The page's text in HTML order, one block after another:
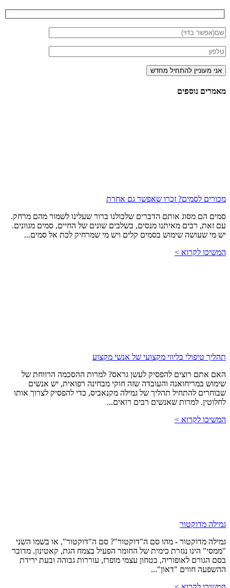
מאמרים נוספים
מכורים לסמים? זכרו שאפשר גם אחרת
סמים הם מסוג אותם הדברים שלכולנו ברור שעלינו לשמור מהם מרחק.
עם זאת, רבים מאיתנו מנסים, בשלבים שונים של החיים, סמים מגוונים.
יש מי שעושה שימוש בסמים קלים ויש מי שמרחיק לכת אל סמים...
המשיכו לקרוא >
תהליך טיפולי בליווי מקצועי של אנשי מקצוע
האם אתם רוצים להפסיק לעשן גראס? למרות ההסכמה הרווחת של
שימוש במריחואנה והעובדה שזה חוקי מבחינה רפואית, יש אנשים
שבוחרים להתחיל תהליך של גמילה מקנאביס, כדי להפסיק לצרוך אותו
לחלוטין. למרות שאנשים רבים רואים...
המשיכו לקרוא >
גמילה מדוקטור
גמילה מדוקטור - מהו סם ה"דוקטור"? סם ה"דוקטור", או בשמו השני
"ממסי" הינו נגזרת כימית של החומר הפעיל בצמח הגת, קאטינון. מדובר
בסם הגורם לאופוריה, בטחון עצמי מופרז, עוררות גבוהה ובעת ירידת
ההשפעה חווים "דאון"...